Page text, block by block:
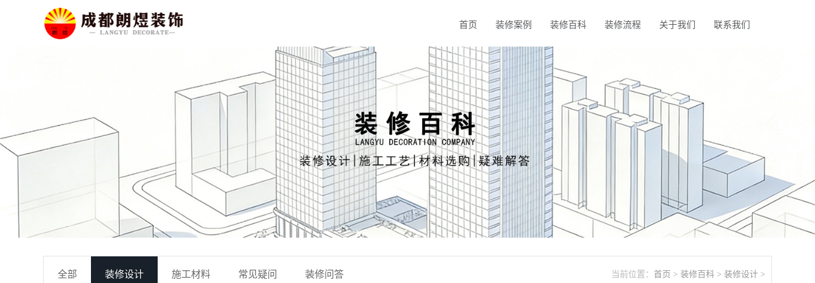
首页 装修案例 装修百科 装修流程 关于我们 联系我们
全部 装修设计 施工材料 常见疑问 装修问答 当前位置： 首页 > 装修百科 > 装修设计 >